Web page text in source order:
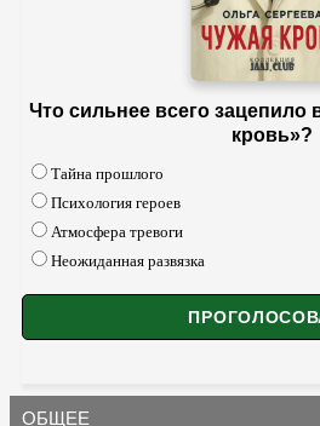
Что сильнее всего зацепило
кровь»?
Тайна прошлого
Психология героев
Атмосфера тревоги
Неожиданная развязка
ОБЩЕЕ